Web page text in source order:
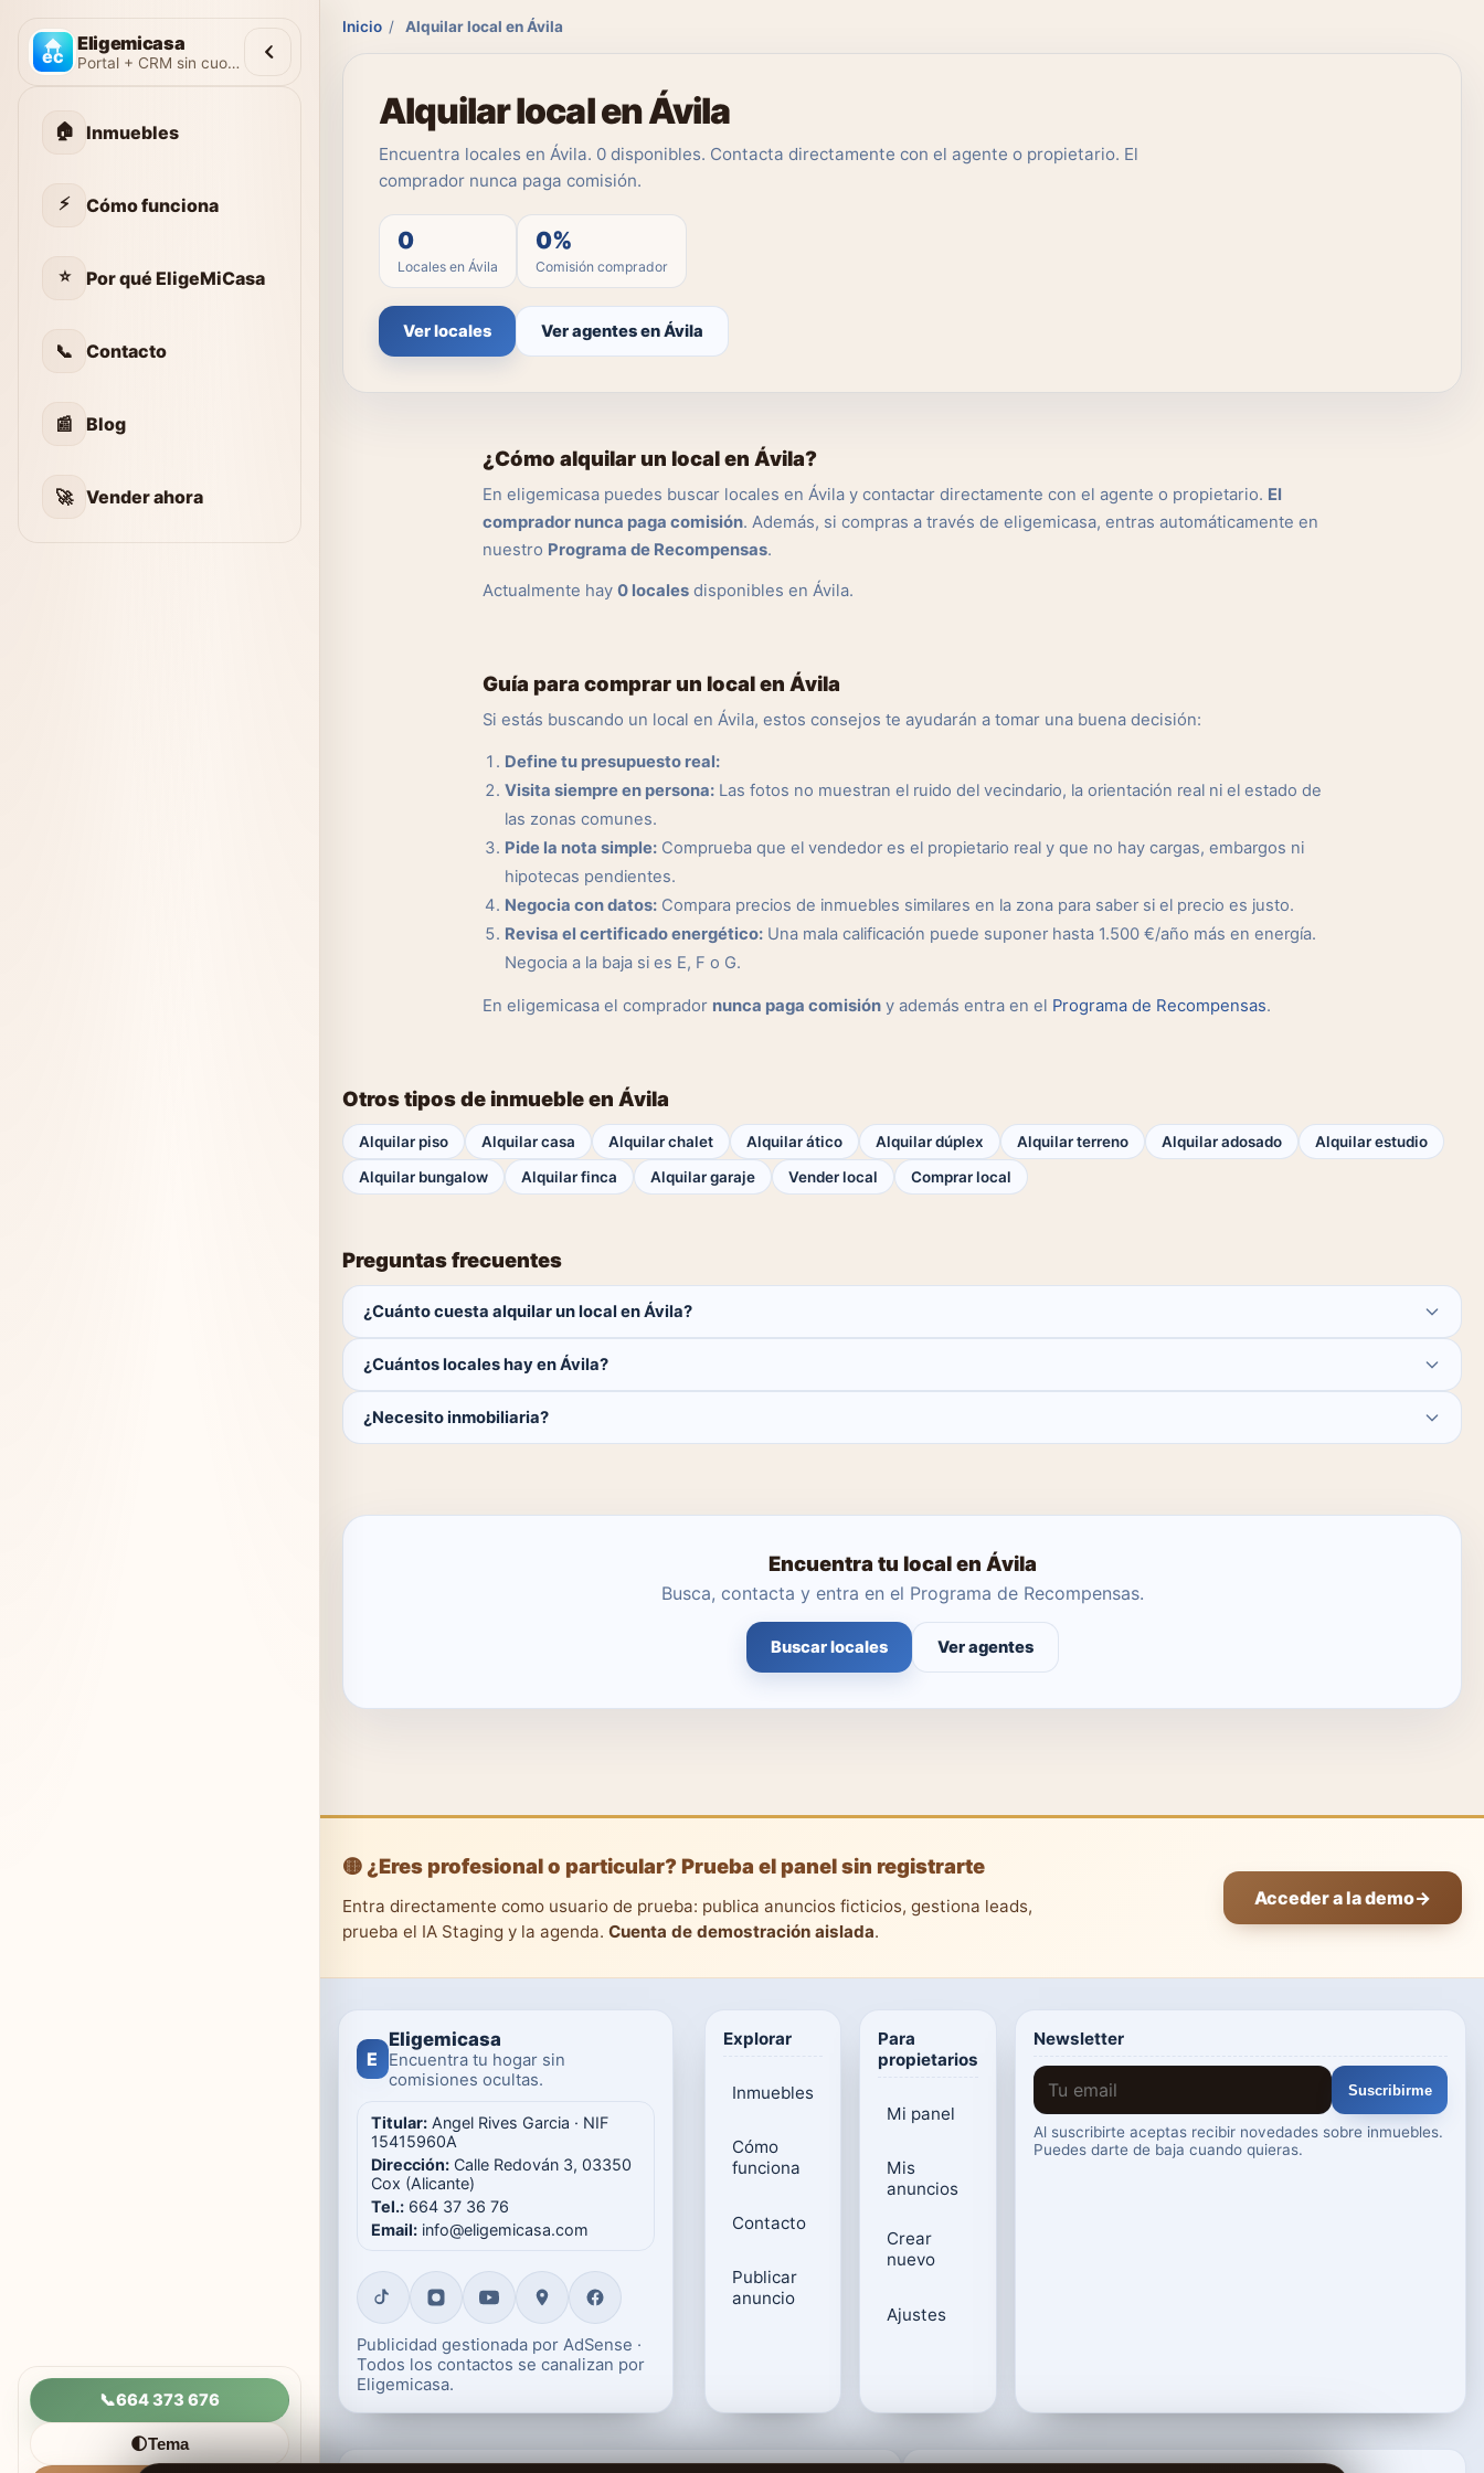
Eligemicasa
Portal + CRM sin cuotas
🏠 Inmuebles
⚡ Cómo funciona
⭐ Por qué EligeMiCasa
📞 Contacto
📰 Blog
🚀 Vender ahora
📞664 373 676
🌓Tema
Inicio / Alquilar local en Ávila
Alquilar local en Ávila
Encuentra locales en Ávila. 0 disponibles. Contacta directamente con el agente o propietario. El
comprador nunca paga comisión.
0
Locales en Ávila
0%
Comisión comprador
Ver locales Ver agentes en Ávila
¿Cómo alquilar un local en Ávila?
En eligemicasa puedes buscar locales en Ávila y contactar directamente con el agente o propietario. El
comprador nunca paga comisión. Además, si compras a través de eligemicasa, entras automáticamente en
nuestro Programa de Recompensas.
Actualmente hay 0 locales disponibles en Ávila.
Guía para comprar un local en Ávila
Si estás buscando un local en Ávila, estos consejos te ayudarán a tomar una buena decisión:
Define tu presupuesto real:
Visita siempre en persona: Las fotos no muestran el ruido del vecindario, la orientación real ni el estado de
las zonas comunes.
Pide la nota simple: Comprueba que el vendedor es el propietario real y que no hay cargas, embargos ni
hipotecas pendientes.
Negocia con datos: Compara precios de inmuebles similares en la zona para saber si el precio es justo.
Revisa el certificado energético: Una mala calificación puede suponer hasta 1.500 €/año más en energía.
Negocia a la baja si es E, F o G.
En eligemicasa el comprador nunca paga comisión y además entra en el Programa de Recompensas.
Otros tipos de inmueble en Ávila
Alquilar piso Alquilar casa Alquilar chalet Alquilar ático Alquilar dúplex Alquilar terreno Alquilar adosado
Alquilar estudio
Alquilar bungalow
Alquilar finca Alquilar garaje Vender local Comprar local
Preguntas frecuentes
¿Cuánto cuesta alquilar un local en Ávila?
¿Cuántos locales hay en Ávila?
¿Necesito inmobiliaria?
Encuentra tu local en Ávila
Busca, contacta y entra en el Programa de Recompensas.
Buscar locales Ver agentes
🟡 ¿Eres profesional o particular? Prueba el panel sin registrarte
Entra directamente como usuario de prueba: publica anuncios ficticios, gestiona leads,
prueba el IA Staging y la agenda. Cuenta de demostración aislada.
Acceder a la demo→
E
Eligemicasa
Encuentra tu hogar sin
comisiones ocultas.
Titular: Angel Rives Garcia · NIF
15415960A
Dirección: Calle Redován 3, 03350
Cox (Alicante)
Tel.: 664 37 36 76
Email: info@eligemicasa.com
Publicidad gestionada por AdSense ·
Todos los contactos se canalizan por
Eligemicasa.
Explorar
Inmuebles
Cómo
funciona
Contacto
Publicar
anuncio
Para
propietarios
Mi panel
Mis
anuncios
Crear
nuevo
Ajustes
Newsletter
Suscribirme
Al suscribirte aceptas recibir novedades sobre inmuebles.
Puedes darte de baja cuando quieras.